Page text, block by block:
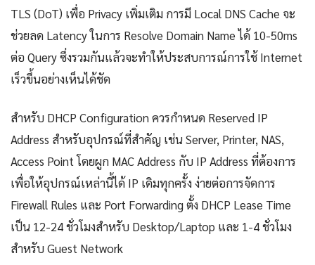
TLS (DoT) เพื่อ Privacy เพิ่มเติม การมี Local DNS Cache จะ
ช่วยลด Latency ในการ Resolve Domain Name ได้ 10-50ms
ต่อ Query ซึ่งรวมกันแล้วจะทำให้ประสบการณ์การใช้ Internet
เร็วขึ้นอย่างเห็นได้ชัด
สำหรับ DHCP Configuration ควรกำหนด Reserved IP
Address สำหรับอุปกรณ์ที่สำคัญ เช่น Server, Printer, NAS,
Access Point โดยผูก MAC Address กับ IP Address ที่ต้องการ
เพื่อให้อุปกรณ์เหล่านี้ได้ IP เดิมทุกครั้ง ง่ายต่อการจัดการ
Firewall Rules และ Port Forwarding ตั้ง DHCP Lease Time
เป็น 12-24 ชั่วโมงสำหรับ Desktop/Laptop และ 1-4 ชั่วโมง
สำหรับ Guest Network